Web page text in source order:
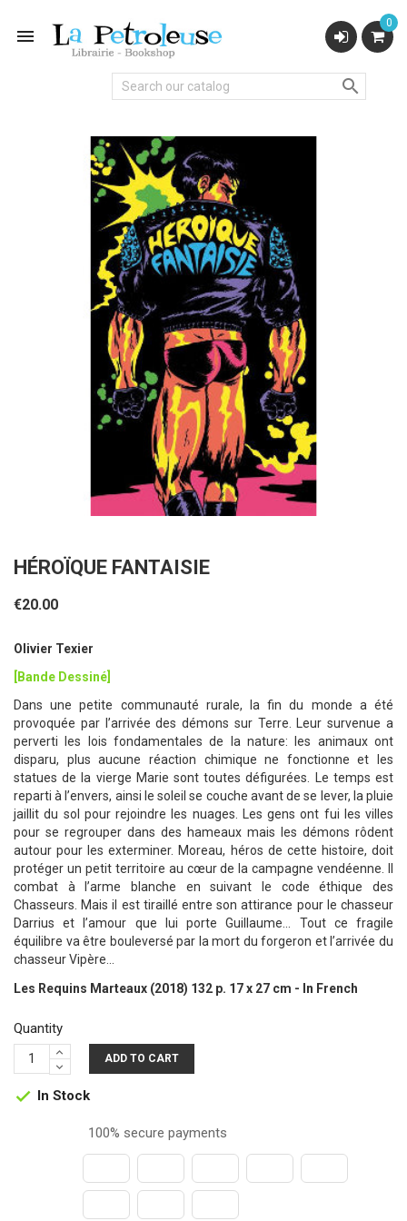

0

HÉROÏQUE FANTAISIE
€20.00
Olivier Texier
[Bande Dessiné]
Dans une petite communauté rurale, la fin du monde a été
provoquée par l’arrivée des démons sur Terre. Leur survenue a
perverti les lois fondamentales de la nature: les animaux ont
disparu, plus aucune réaction chimique ne fonctionne et les
statues de la vierge Marie sont toutes défigurées. Le temps est
reparti à l’envers, ainsi le soleil se couche avant de se lever, la pluie
jaillit du sol pour rejoindre les nuages. Les gens ont fui les villes
pour se regrouper dans des hameaux mais les démons rôdent
autour pour les exterminer. Moreau, héros de cette histoire, doit
protéger un petit territoire au cœur de la campagne vendéenne. Il
combat à l’arme blanche en suivant le code éthique des
Chasseurs. Mais il est tiraillé entre son attirance pour le chasseur
Darrius et l’amour que lui porte Guillaume... Tout ce fragile
équilibre va être bouleversé par la mort du forgeron et l’arrivée du
chasseur Vipère...
Les Requins Marteaux (2018) 132 p. 17 x 27 cm - In French
Quantity
ADD TO CART
 In Stock
100% secure payments